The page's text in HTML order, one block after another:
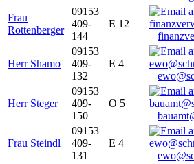
Frau
Rottenberger
09153
409-
144
E 12
Herr Shamo
09153
409-
132
E 4
Herr Steger
09153
409-
150
O 5
Frau Steindl
09153
409-
131
E 4